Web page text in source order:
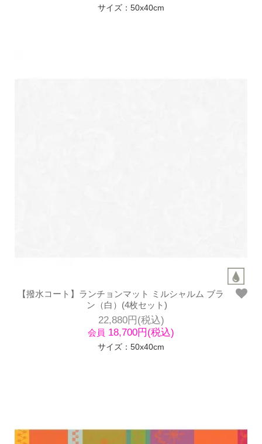
サイズ：50x40cm
【撥水コート】ランチョンマット ミルシャルム ブラ
ン（白）(4枚セット)
22,880円(税込)
会員 18,700円(税込)
サイズ：50x40cm